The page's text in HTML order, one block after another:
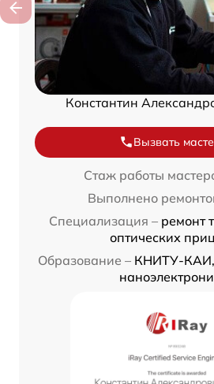
Константин
Вызвать
Стаж работы
Выполнено
Специализация – ремонт
оптических
Образование – КНИТУ-КАИ,